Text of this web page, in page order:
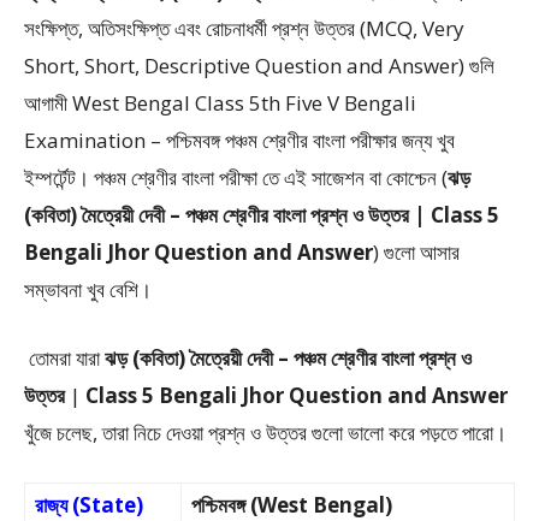
সংক্ষিপ্ত, অতিসংক্ষিপ্ত এবং রোচনাধর্মী প্রশ্ন উত্তর (MCQ, Very
Short, Short, Descriptive Question and Answer)গুলি
আগামী West Bengal Class 5th Five V Bengali
Examination – পশ্চিমবঙ্গ পঞ্চম শ্রেণীর বাংলা পরীক্ষার জন্য খুব
ইম্পর্টেন্ট। পঞ্চম শ্রেণীর বাংলা পরীক্ষা তে এই সাজেশন বা কোশ্চেন (ঝড়
(কবিতা) মৈত্রেয়ী দেবী – পঞ্চম শ্রেণীর বাংলা প্রশ্ন ও উত্তর | Class 5
Bengali Jhor Question and Answer) গুলো আসার
সম্ভাবনা খুব বেশি।
তোমরা যারাঝড় (কবিতা) মৈত্রেয়ী দেবী – পঞ্চম শ্রেণীর বাংলা প্রশ্ন ও
উত্তর| Class 5 Bengali Jhor Question and Answer
খুঁজে চলেছ, তারা নিচে দেওয়া প্রশ্ন ও উত্তর গুলো ভালো করে পড়তে পারো।
রাজ্য (State)
পশ্চিমবঙ্গ (West Bengal)